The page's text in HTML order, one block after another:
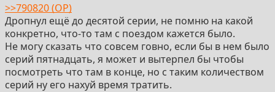
>>790820 (OP)
Дропнул ещё до десятой серии, не помню на какой
конкретно, что-то там с поездом кажется было.
Не могу сказать что совсем говно, если бы в нем было
серий пятнадцать, я может и вытерпел бы чтобы
посмотреть что там в конце, но с таким количеством
серий ну его нахуй время тратить.